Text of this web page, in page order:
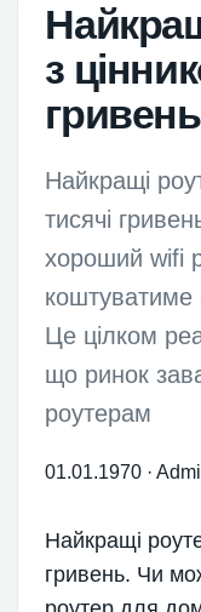
з
гривень
Найкращі
тисячі
хороший wifi
коштуватиме
Це цілком
що ринок
роутерам
01.01.1970 ·
Найкращі
гривень. Чи